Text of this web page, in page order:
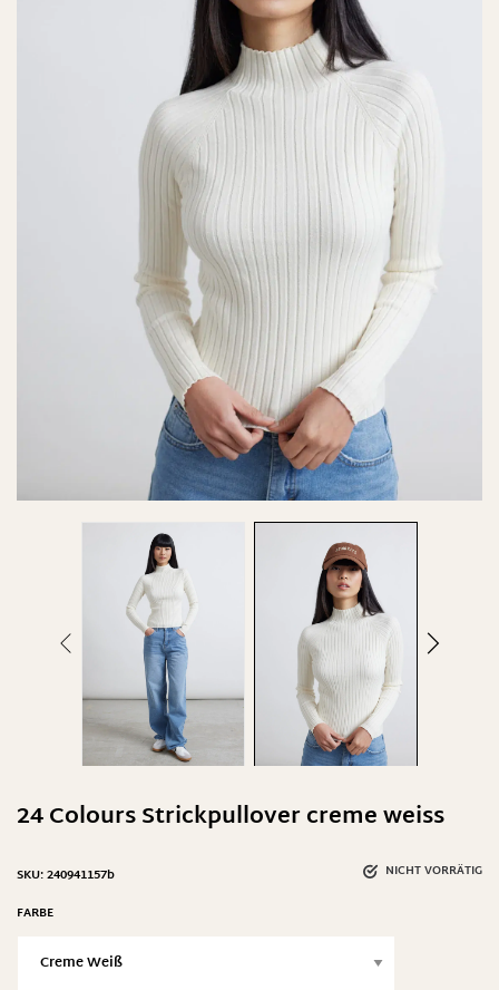
24 Colours Strickpullover creme weiss
NICHT VORRÄTIG
SKU:240941157b
FARBE